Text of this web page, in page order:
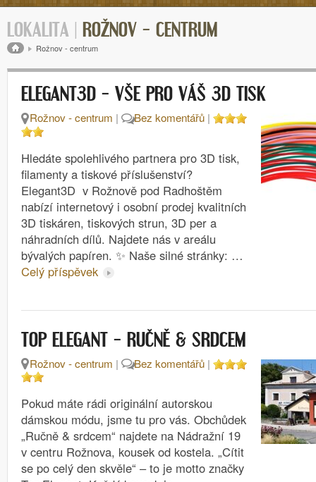
LOKALITA | ROŽNOV – CENTRUM
Drobečková navigace
Rožnov - centrum
ELEGANT3D – VŠE PRO VÁŠ 3D TISK
Rožnov - centrum | Bez komentářů |
Hledáte spolehlivého partnera pro 3D tisk,
filamenty a tiskové příslušenství?
Elegant3D v Rožnově pod Radhoštěm
nabízí internetový i osobní prodej kvalitních
3D tiskáren, tiskových strun, 3D per a
náhradních dílů. Najdete nás v areálu
bývalých papíren. ✨ Naše silné stránky: …
Celý příspěvek
TOP ELEGANT – RUČNĚ & SRDCEM
Rožnov - centrum | Bez komentářů |
Pokud máte rádi originální autorskou
dámskou módu, jsme tu pro vás. Obchůdek
„Ručně & srdcem“ najdete na Nádražní 19
v centru Rožnova, kousek od kostela. „Cítit
se po celý den skvěle“ – to je motto značky